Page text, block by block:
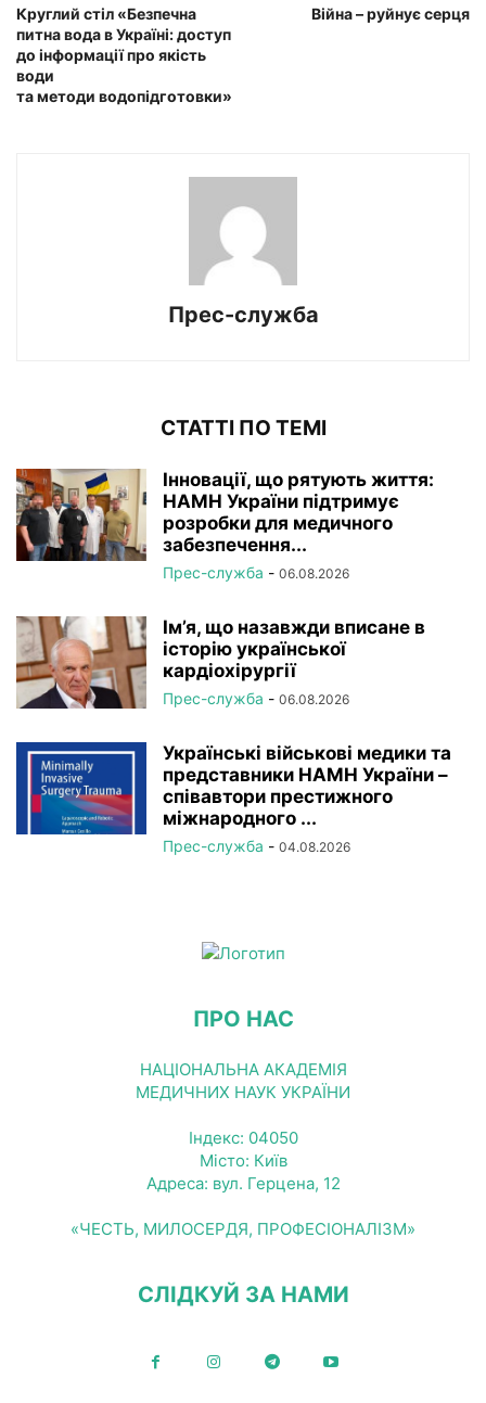
Круглий стіл «Безпечна
питна вода в Україні: доступ
до інформації про якість
води
та методи водопідготовки»
Війна – руйнує серця
Прес-служба
СТАТТІ ПО ТЕМІ
Інновації, що рятують життя:
НАМН України підтримує
розробки для медичного
забезпечення...
Прес-служба - 06.08.2026
Ім’я, що назавжди вписане в
історію української
кардіохірургії
Прес-служба - 06.08.2026
Українські військові медики та
представники НАМН України –
співавтори престижного
міжнародного ...
Прес-служба - 04.08.2026
ПРО НАС
НАЦІОНАЛЬНА АКАДЕМІЯ
МЕДИЧНИХ НАУК УКРАЇНИ
Індекс: 04050
Місто: Київ
Адреса: вул. Герцена, 12
«ЧЕСТЬ, МИЛОСЕРДЯ, ПРОФЕСІОНАЛІЗМ»
СЛІДКУЙ ЗА НАМИ